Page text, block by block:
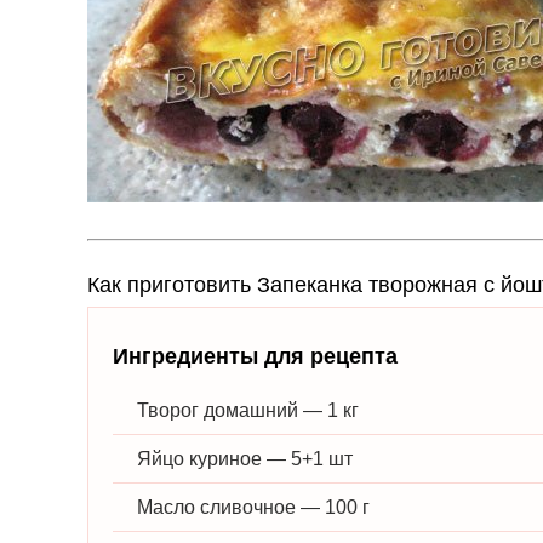
Как приготовить Запеканка творожная с
Ингредиенты для рецепта
Творог домашний — 1 кг
Яйцо куриное — 5+1 шт
Масло сливочное — 100 г